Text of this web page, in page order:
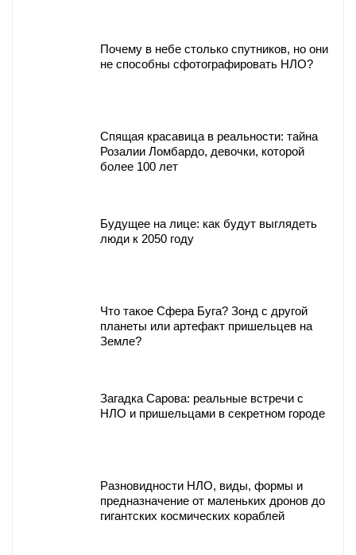
Почему в небе столько спутников, но они
не способны сфотографировать НЛО?
Спящая красавица в реальности: тайна
Розалии Ломбардо, девочки, которой
более 100 лет
Будущее на лице: как будут выглядеть
люди к 2050 году
Что такое Сфера Буга? Зонд с другой
планеты или артефакт пришельцев на
Земле?
Загадка Сарова: реальные встречи с
НЛО и пришельцами в секретном городе
Разновидности НЛО, виды, формы и
предназначение от маленьких дронов до
гигантских космических кораблей